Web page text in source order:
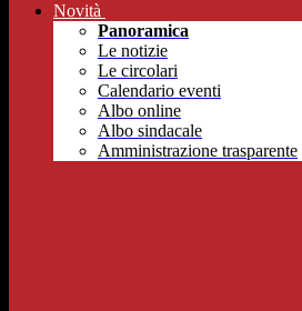
Novità
Panoramica
Le notizie
Le circolari
Calendario eventi
Albo online
Albo sindacale
Amministrazione trasparente